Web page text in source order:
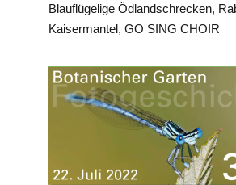
Blauflügelige Ödlandschrecken,
Kaisermantel, GO SING CHOIR